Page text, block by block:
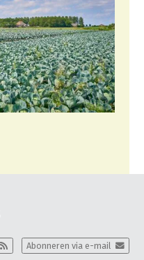
Abonneren via e-mail